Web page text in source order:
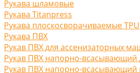
Рукава шламовые
Рукава Titanpress
Рукава плоскосворачиваемые TPU
Рукава ПВХ
Рукав ПВХ для ассенизаторных
Рукав ПВХ напорно-всасывающий
Рукав ПВХ напорно-всасывающий